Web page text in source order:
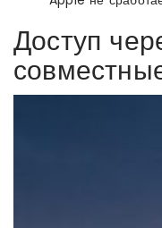
Доступ